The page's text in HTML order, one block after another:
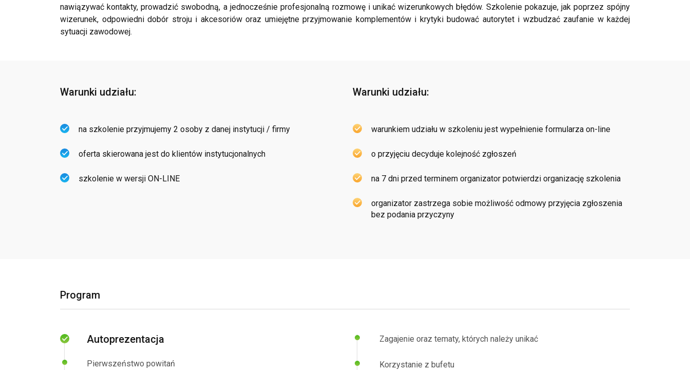
nawiązywać kontakty, prowadzić swobodną, a jednocześnie profesjonalną rozmowę i unikać wizerunkowych błędów. Szkolenie pokazuje, jak poprzez spójny
wizerunek, odpowiedni dobór stroju i akcesoriów oraz umiejętne przyjmowanie komplementów i krytyki budować autorytet i wzbudzać zaufanie w każdej
sytuacji zawodowej.
Warunki udziału:
na szkolenie przyjmujemy 2 osoby z danej instytucji / firmy
oferta skierowana jest do klientów instytucjonalnych
szkolenie w wersji ON-LINE
Warunki udziału:
warunkiem udziału w szkoleniu jest wypełnienie formularza on-line
o przyjęciu decyduje kolejność zgłoszeń
na 7 dni przed terminem organizator potwierdzi organizację szkolenia
organizator zastrzega sobie możliwość odmowy przyjęcia zgłoszenia
bez podania przyczyny
Program
Autoprezentacja
Pierwszeństwo powitań
Zagajenie oraz tematy, których należy unikać
Korzystanie z bufetu